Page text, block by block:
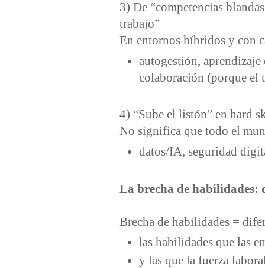
3) De “competencias
trabajo”
En entornos híbridos y con
autogestión,
colaboración (porque el
4) “Sube el listón” en hard
No significa que todo el
datos/IA, seguridad
La brecha de habilidades:
Brecha de habilidades =
las habilidades que las
y las que la fuerza